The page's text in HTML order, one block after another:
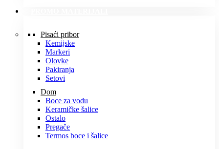
Pisaći pribor
Kemijske
Markeri
Olovke
Pakiranja
Setovi
Dom
Boce za vodu
Keramičke šalice
Ostalo
Pregače
Termos boce i šalice